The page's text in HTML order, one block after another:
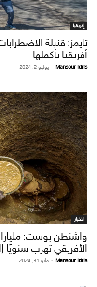
إفريقيا
تايمز: قنبلة
أفريقيا بأكملها
Mansour Idris
- يوليو 2, 2024
الاخبار
واشنطن بوست:
الأفريقي تهرب سنويًا
Mansour Idris
- مايو 31, 2024